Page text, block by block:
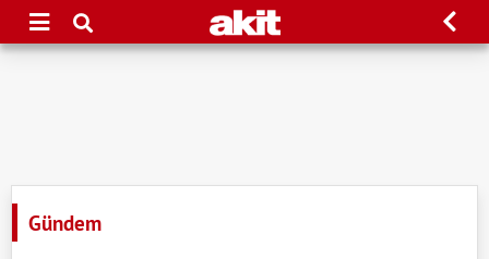
Gündem